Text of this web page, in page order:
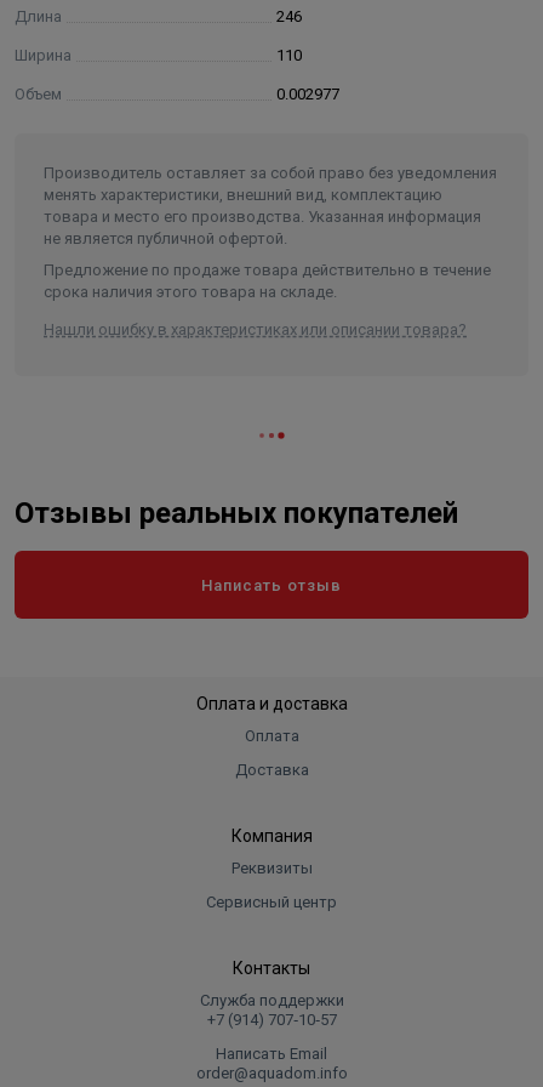
Длина 246
Ширина 110
Объем 0.002977
Производитель оставляет за собой право без уведомления
менять характеристики, внешний вид, комплектацию
товара и место его производства. Указанная информация
не является публичной офертой.
Предложение по продаже товара действительно в течение
срока наличия этого товара на складе.
Нашли ошибку в характеристиках или описании товара?
Отзывы реальных покупателей
Написать отзыв
Оплата и доставка
Оплата
Доставка
Компания
Реквизиты
Сервисный центр
Контакты
Служба поддержки
+7 (914) 707‑10‑57
Написать Email
order@aquadom.info